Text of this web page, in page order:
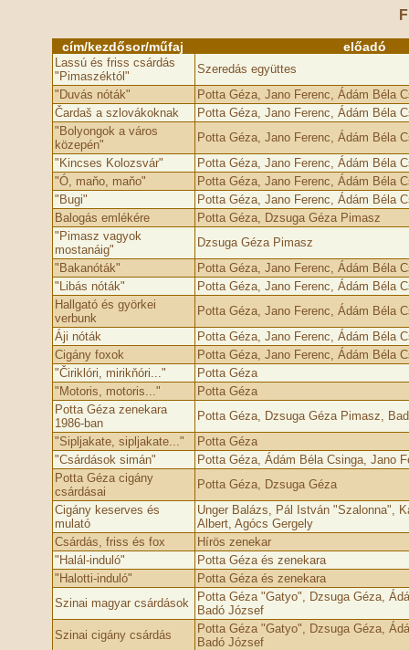
cím/kezdősor/műfaj előadó
Lassú és friss csárdás
"Pimaszéktól"
Szeredás együttes
"Duvás nóták"
Potta Géza, Jano Ferenc, Ádám Béla
Čardaš a szlovákoknak
Potta Géza, Jano Ferenc, Ádám Béla
"Bolyongok a város
közepén"
Potta Géza, Jano Ferenc, Ádám Béla
"Kincses Kolozsvár"
Potta Géza, Jano Ferenc, Ádám Béla
"Ó, maňo, maňo"
Potta Géza, Jano Ferenc, Ádám Béla
"Bugi"
Potta Géza, Jano Ferenc, Ádám Béla
Balogás emlékére
Potta Géza, Dzsuga Géza Pimasz
"Pimasz vagyok
mostanáig"
Dzsuga Géza Pimasz
"Bakanóták"
Potta Géza, Jano Ferenc, Ádám Béla
"Libás nóták"
Potta Géza, Jano Ferenc, Ádám Béla
Hallgató és györkei
verbunk
Potta Géza, Jano Ferenc, Ádám Béla
Áji nóták
Potta Géza, Jano Ferenc, Ádám Béla
Cigány foxok
Potta Géza, Jano Ferenc, Ádám Béla
"Čiriklóri, mirikňóri..."
Potta Géza
"Motoris, motoris..."
Potta Géza
Potta Géza zenekara
1986-ban
Potta Géza, Dzsuga Géza Pimasz,
"Sipljakate, sipljakate..."
Potta Géza
"Csárdások simán"
Potta Géza, Ádám Béla Csinga, Jano
Potta Géza cigány
csárdásai
Potta Géza, Dzsuga Géza
Cigány keserves és
mulató
Unger Balázs, Pál István "Szalonna",
Albert, Agócs Gergely
Csárdás, friss és fox
Hírös zenekar
"Halál-induló"
Potta Géza és zenekara
"Halotti-induló"
Potta Géza és zenekara
Szinai magyar csárdások
Potta Géza "Gatyo", Dzsuga Géza,
Badó József
Szinai cigány csárdás
Potta Géza "Gatyo", Dzsuga Géza,
Badó József